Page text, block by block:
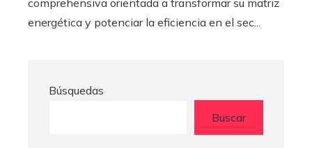
energética y potenciar la eficiencia en el sec...
Búsquedas
Buscar